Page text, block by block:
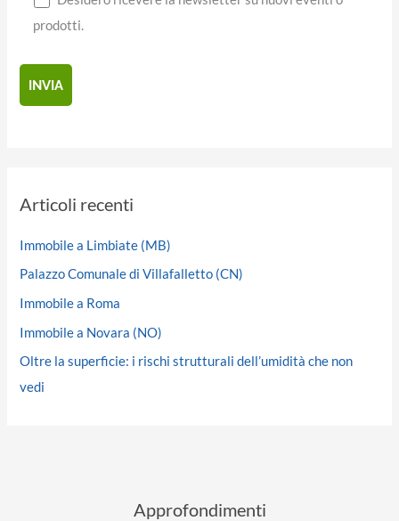
prodotti.
Articoli recenti
Immobile a Limbiate (MB)
Palazzo Comunale di Villafalletto (CN)
Immobile a Roma
Immobile a Novara (NO)
Oltre la superficie: i rischi strutturali dell’umidità che non
vedi
Approfondimenti